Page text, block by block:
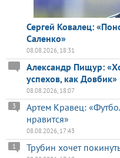
Сергей Ковалец:
Саленко»
08.08.2026, 18:31
Александр Пищур:
успехов, как Довбик»
08.08.2026, 18:07
Артем Кравец:
нравится»
3
08.08.2026, 17:43
Трубин хочет
1